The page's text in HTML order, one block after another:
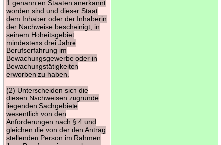
1 genannten Staaten anerkannt
worden sind und dieser Staat
dem Inhaber oder der Inhaberin
der Nachweise bescheinigt, in
seinem Hoheitsgebiet
mindestens drei Jahre
Berufserfahrung im
Bewachungsgewerbe oder in
Bewachungstätigkeiten
erworben zu haben.
(2) Unterscheiden sich die
diesen Nachweisen zugrunde
liegenden Sachgebiete
wesentlich von den
Anforderungen nach § 4 und
gleichen die von der den Antrag
stellenden Person im Rahmen